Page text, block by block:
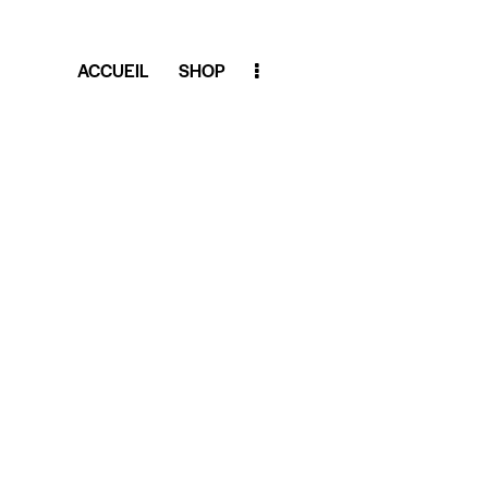
ACCUEIL SHOP